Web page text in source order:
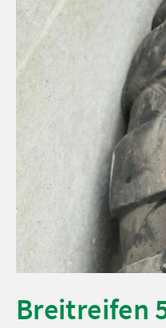
Breitreifen